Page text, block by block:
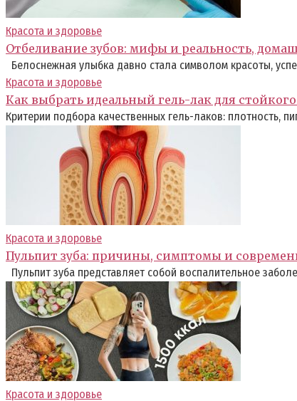
Красота и здоровье
Отбеливание зубов: мифы и реальность,
Белоснежная улыбка давно стала символом красоты,
Красота и здоровье
Как выбрать идеальный гель-лак для
Критерии подбора качественных гель-лаков: плотность,
Красота и здоровье
Пульпит зуба: причины, симптомы и
Пульпит зуба представляет собой воспалительное
Красота и здоровье